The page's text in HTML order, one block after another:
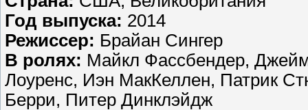
Год выпуска: 2014
Режиссер: Брайан Сингер
В ролях: Майкл Фассбендер,
Лоуренс, Иэн МакКеллен, Патрик
Берри, Питер Динклэйдж